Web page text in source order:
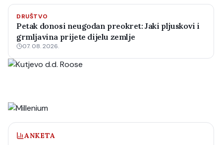
DRUŠTVO
Petak donosi neugodan preokret: Jaki pljuskovi i
grmljavina prijete dijelu zemlje
07. 08. 2026.
ANKETA